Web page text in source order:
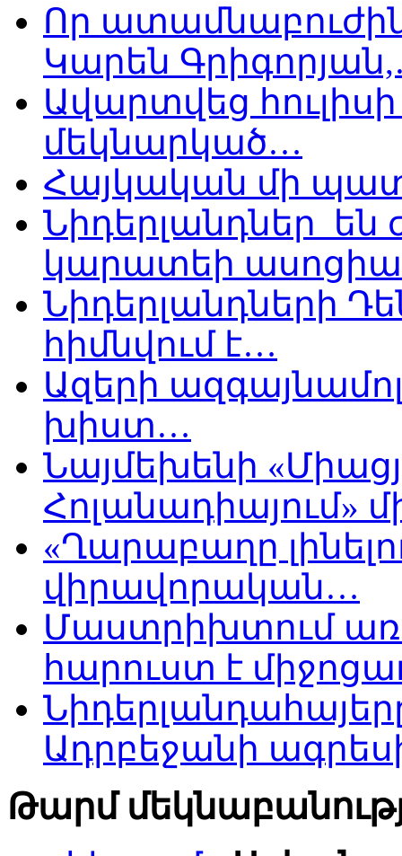
Որ
Կարեն
Ավարտվեց
մեկնարկած…
Հայկական մի
Նիդերլանդներ
կարատեի
Նիդերլանդների
հիմնվում է…
Ազերի
խիստ…
Նայմեխենի
Հոլանադիայում»
«Ղարաբաղը
վիրավորական…
Մաստրիխտում
հարուստ է
Ադրբեջանի
Թարմ